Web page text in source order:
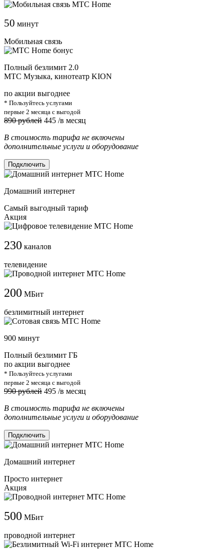
50 минут
Мобильная связь
Полный безлимит 2.0
МТС Музыка, кинотеатр KION
по акции выгоднее
* Пользуйтесь услугами
первые 2 месяца с выгодой
890 рублей 445 /в месяц
В стоимость тарифа не включены
дополнительные услуги и оборудование
Подключить
Домашний интернет
Самый выгодный тариф
Акция
230 каналов
телевидение
200 МБит
безлимитный интернет
900 минут
Полный безлимит ГБ
по акции выгоднее
* Пользуйтесь услугами
первые 2 месяца с выгодой
990 рублей 495 /в месяц
В стоимость тарифа не включены
дополнительные услуги и оборудование
Подключить
Домашний интернет
Просто интернет
Акция
500 МБит
проводной интернет